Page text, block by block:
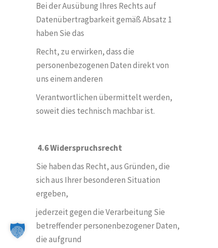
Bei der Ausübung Ihres Rechts auf
Datenübertragbarkeit gemäß Absatz 1
haben Sie das
Recht, zu erwirken, dass die
personenbezogenen Daten direkt von
uns einem anderen
Verantwortlichen übermittelt werden,
soweit dies technisch machbar ist.
4.6 Widerspruchsrecht
Sie haben das Recht, aus Gründen, die
sich aus Ihrer besonderen Situation
ergeben,
jederzeit gegen die Verarbeitung Sie
betreffender personenbezogener Daten,
die aufgrund